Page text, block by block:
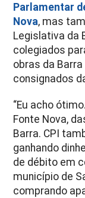
Parlamentar
Nova, mas
Legislativa da
colegiados
obras da
consignados
“Eu acho
Fonte Nova,
Barra. CPI
ganhando
de débito em
município de
comprando